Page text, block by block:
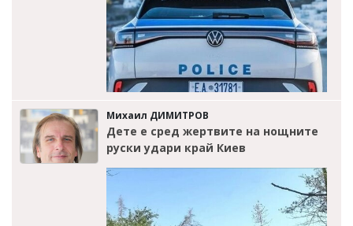
Михаил ДИМИТРОВ
Дете е сред жертвите на нощните
руски удари край Киев